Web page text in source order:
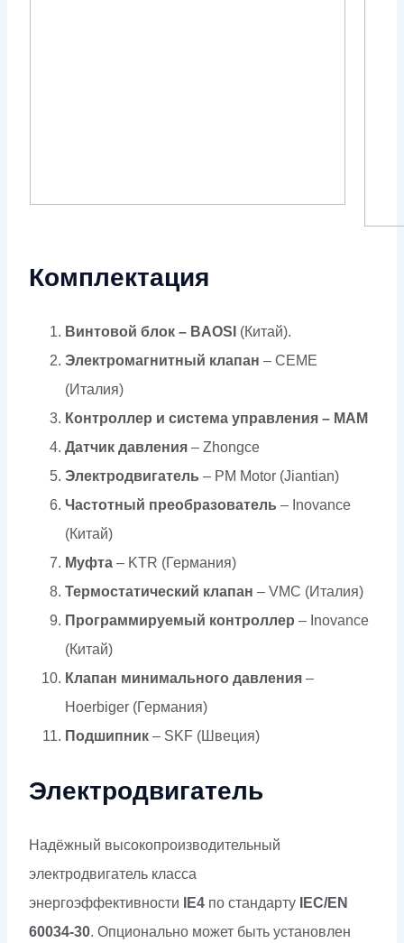
Комплектация
Винтовой блок – BAOSI (Китай).
Электромагнитный клапан – CEME
(Италия)
Контроллер и система управления – MAM
Датчик давления – Zhongce
Электродвигатель – PM Motor (Jiantian)
Частотный преобразователь – Inovance
(Китай)
Муфта – KTR (Германия)
Термостатический клапан – VMC (Италия)
Программируемый контроллер – Inovance
(Китай)
Клапан минимального давления –
Hoerbiger (Германия)
Подшипник – SKF (Швеция)
Электродвигатель
Надёжный высокопроизводительный
электродвигатель класса
энергоэффективности
IE4 по стандарту
IEC/EN
60034-30. Опционально может быть установлен